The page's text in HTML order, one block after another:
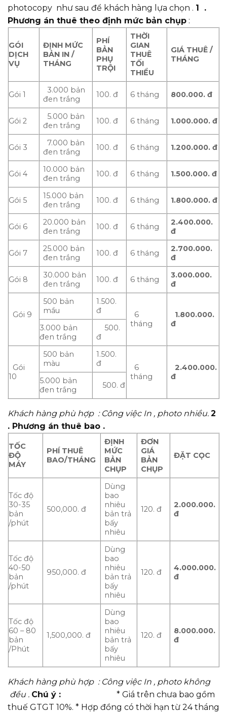
photocopy như sau để khách hàng lựa chọn . 1 .
Phương án thuê theo định mức bản chụp :
GÓI
DỊCH
VỤ
ĐỊNH MỨC
BẢN IN /
THÁNG
PHÍ
BẢN
PHỤ
TRỘI
THỜI
GIAN
THUÊ
TỐI
THIỂU
GIÁ THUÊ /
THÁNG
Gói 1
3.000 bản
đen trắng
100. đ 6 tháng 800.000.đ
Gói 2
5.000 bản
đen trắng
100. đ 6 tháng 1.000.000.đ
Gói 3
7.000 bản
đen trắng
100. đ 6 tháng 1.200.000. đ
Gói 4
10.000 bản
đen trắng
100. đ 6 tháng 1.500.000.đ
Gói 5
15.000 bản
đen trắng
100. đ 6 tháng 1.800.000.đ
Gói 6
20.000 bản
đen trắng
100. đ 6 tháng
2.400.000.
đ
Gói 7
25.000 bản
đen trắng
100. đ 6 tháng
2.700.000.
đ
Gói 8
30.000 bản
đen trắng
100. đ 6 tháng
3.000.000.
đ
Gói 9
500 bản
mầu
1.500.
đ
6
tháng
1.800.000.
đ
3.000 bản
đen trắng
500.
đ
Gói
10
500 bản
màu
1.500.
đ
6
tháng
2.400.000.
đ
5.000 bản
đen trắng
500. đ
Khách hàng phù hợp : Công việc In , photo nhiều. 2
. Phương án thuê bao .
TỐC
ĐỘ
MÁY
PHÍ THUÊ
BAO/THÁNG
ĐỊNH
MỨC
BẢN
CHỤP
ĐƠN
GIÁ
BẢN
CHỤP
ĐẶT CỌC
Tốc độ
30-35
bản
/phút
500,000. đ
Dùng
bao
nhiêu
bản trả
bấy
nhiêu
120. đ
2.000.000.
đ
Tốc độ
40-50
bản
/phút
950,000. đ
Dùng
bao
nhiêu
bản trả
bấy
nhiêu
120. đ
4.000.000.
đ
Tốc độ
60 – 80
bản
/Phút
1,500,000. đ
Dùng
bao
nhiêu
bản trả
bấy
nhiêu
120. đ
8.000.000.
đ
Khách hàng phù hợp : Công việc In , photo không
đều . Chú ý : * Giá trên chưa bao gồm
thuế GTGT 10%. * Hợp đồng có thời hạn từ 24 tháng